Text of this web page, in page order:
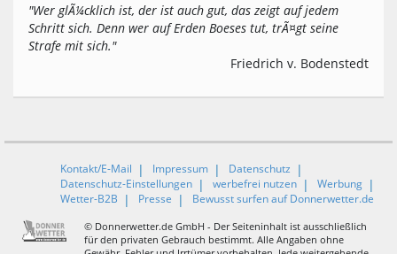
"Wer glÃ¼cklich ist, der ist auch gut, das zeigt auf jedem
Schritt sich. Denn wer auf Erden Boeses tut, trÃ¤gt seine
Strafe mit sich."
Friedrich v. Bodenstedt
Kontakt/E-Mail Impressum
Datenschutz
Datenschutz-Einstellungen
werbefrei nutzen
Werbung
Wetter-B2B
Presse Bewusst surfen auf Donnerwetter.de
© Donnerwetter.de GmbH - Der Seiteninhalt ist ausschließlich
für den privaten Gebrauch bestimmt. Alle Angaben ohne